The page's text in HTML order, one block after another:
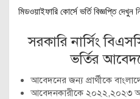
মিডওয়াইফারি কোর্সে ভর্তি বিজ্ঞপ্তি দেখুন
সরকারি নার্সিং
ভর্তির
আবেদনের জন্য প্রার্থীকে
আবেদনকারীকে ২০২২,২০২৩